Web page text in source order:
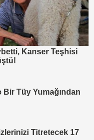
Kanser Teşhisi
Bir Tüy Yumağından
Titretecek 17